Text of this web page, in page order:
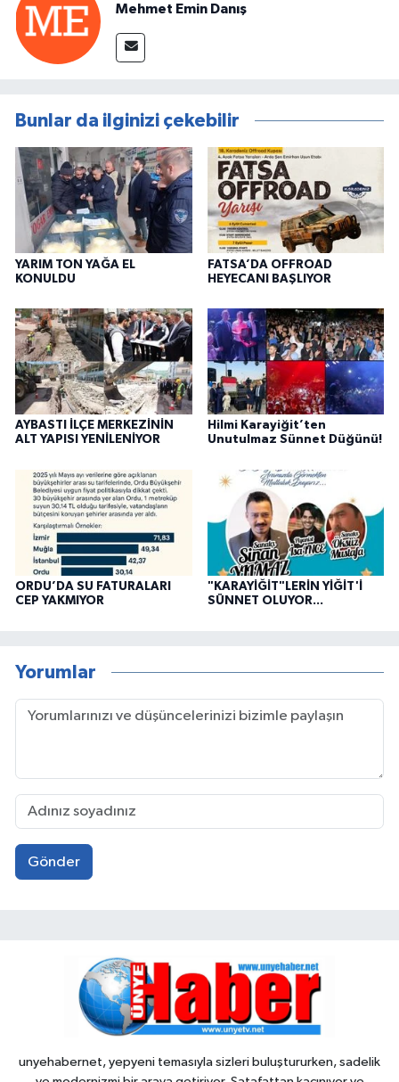
Mehmet Emin Danış
Bunlar da ilginizi çekebilir
YARIM TON YAĞA EL
KONULDU
FATSA’DA OFFROAD
HEYECANI BAŞLIYOR
AYBASTI İLÇE MERKEZİNİN
ALT YAPISI YENİLENİYOR
Hilmi Karayiğit’ten
Unutulmaz Sünnet Düğünü!
ORDU’DA SU FATURALARI
CEP YAKMIYOR
"KARAYİĞİT"LERİN YİĞİT'İ
SÜNNET OLUYOR...
Yorumlar
Gönder
unyehabernet, yepyeni temasıyla sizleri buluştururken, sadelik